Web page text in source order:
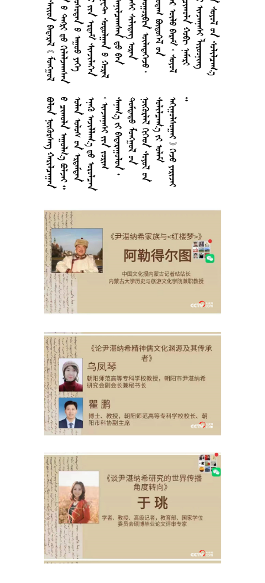

































































































































































































 